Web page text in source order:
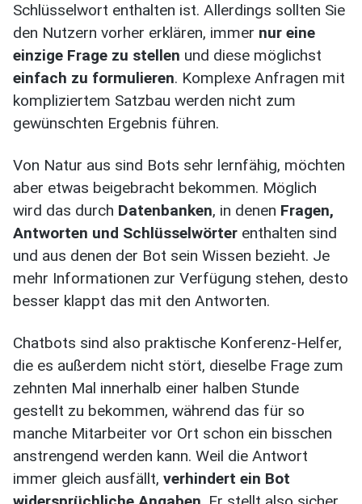
Schlüsselwort enthalten ist. Allerdings sollten Sie
den Nutzern vorher erklären, immer nur eine
einzige Frage zu stellen und diese möglichst
einfach zu formulieren. Komplexe Anfragen mit
kompliziertem Satzbau werden nicht zum
gewünschten Ergebnis führen.
Von Natur aus sind Bots sehr lernfähig, möchten
aber etwas beigebracht bekommen. Möglich
wird das durch Datenbanken, in denen Fragen,
Antworten und Schlüsselwörter enthalten sind
und aus denen der Bot sein Wissen bezieht. Je
mehr Informationen zur Verfügung stehen, desto
besser klappt das mit den Antworten.
Chatbots sind also praktische Konferenz-Helfer,
die es außerdem nicht stört, dieselbe Frage zum
zehnten Mal innerhalb einer halben Stunde
gestellt zu bekommen, während das für so
manche Mitarbeiter vor Ort schon ein bisschen
anstrengend werden kann. Weil die Antwort
immer gleich ausfällt, verhindert ein Bot